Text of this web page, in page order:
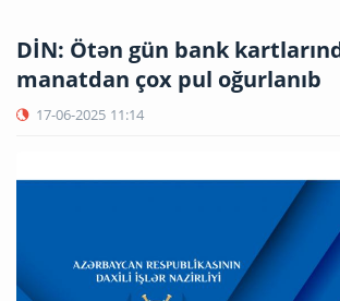
DİN: Ötən gün bank
manatdan çox pul oğurlanıb
17-06-2025 11:14